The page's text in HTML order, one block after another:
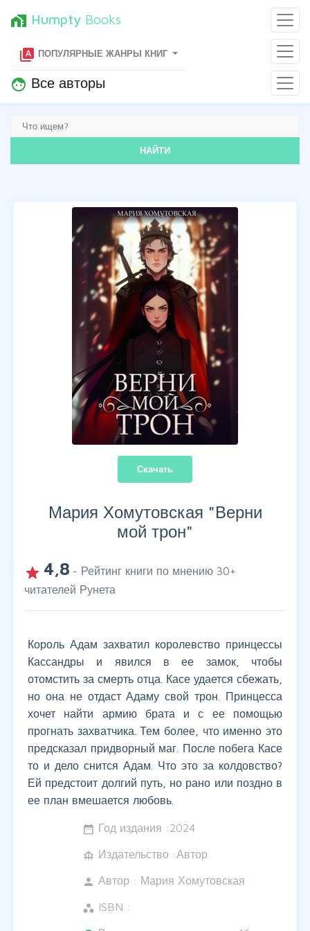
home_work Humpty Books
type_specimen ПОПУЛЯРНЫЕ ЖАНРЫ КНИГ
face Все авторы
НАЙТИ
Скачать
Мария Хомутовская "Верни
мой трон"
grade 4,8 - Рейтинг книги по мнению 30+
читателей Рунета
Король Адам захватил королевство принцессы
Кассандры и явился в ее замок, чтобы
отомстить за смерть отца. Касе удается сбежать,
но она не отдаст Адаму свой трон. Принцесса
хочет найти армию брата и с ее помощью
прогнать захватчика. Тем более, что именно это
предсказал придворный маг. После побега Касе
то и дело снится Адам. Что это за колдовство?
Ей предстоит долгий путь, но рано или поздно в
ее план вмешается любовь.
date_range Год издания :2024
foundation Издательство :Автор
person Автор : Мария Хомутовская
workspaces ISBN :